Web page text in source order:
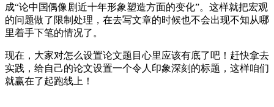
成“论中国偶像剧近十年形象塑造方面的变化”。这样就把宏观
的问题做了限制处理，在去写文章的时候也不会出现不知从哪
里着手下笔的情况了。
现在，大家对怎么设置论文题目心里应该有底了吧！赶快拿去
实践，给自己的论文设置一个令人印象深刻的标题，这样咱们
就赢在了起跑线上！